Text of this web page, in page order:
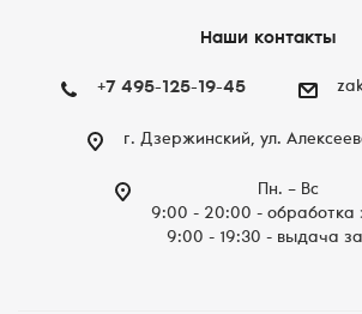
Наши контакты
+7 495-125-19-45
г. Дзержинский, ул.
Пн. – Вc
9:00 - 20:00 - обработка
9:00 - 19:30 - выдача